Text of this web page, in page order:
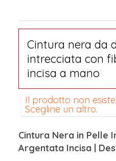
Cintura nera da
intrecciata con
incisa a mano
Il prodotto non
Scegline un altro.
Cintura Nera in Pelle
Argentata Incisa |